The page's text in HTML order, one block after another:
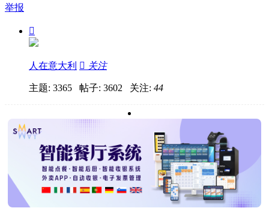
举报

人在意大利  关注
主题: 3365 帖子: 3602 关注: 44